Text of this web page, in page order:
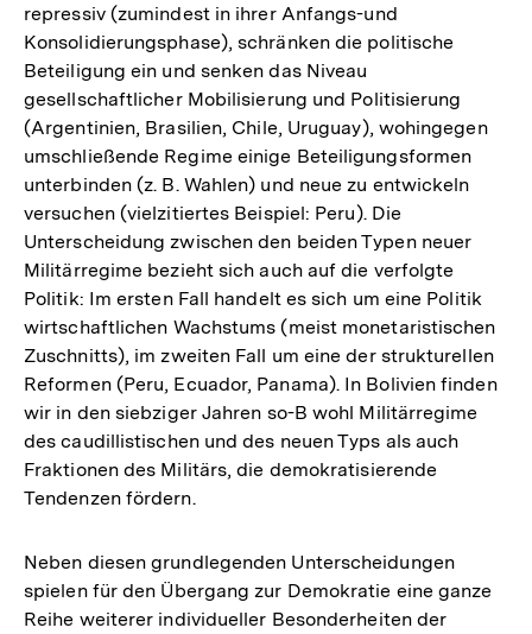
repressiv (zumindest in ihrer Anfangs-und
Konsolidierungsphase), schränken die politische
Beteiligung ein und senken das Niveau
gesellschaftlicher Mobilisierung und Politisierung
(Argentinien, Brasilien, Chile, Uruguay), wohingegen
umschließende Regime einige Beteiligungsformen
unterbinden (z. B. Wahlen) und neue zu entwickeln
versuchen (vielzitiertes Beispiel: Peru). Die
Unterscheidung zwischen den beiden Typen neuer
Militärregime bezieht sich auch auf die verfolgte
Politik: Im ersten Fall handelt es sich um eine Politik
wirtschaftlichen Wachstums (meist monetaristischen
Zuschnitts), im zweiten Fall um eine der strukturellen
Reformen (Peru, Ecuador, Panama). In Bolivien finden
wir in den siebziger Jahren so-B wohl Militärregime
des caudillistischen und des neuen Typs als auch
Fraktionen des Militärs, die demokratisierende
Tendenzen fördern.
Neben diesen grundlegenden Unterscheidungen
spielen für den Übergang zur Demokratie eine ganze
Reihe weiterer individueller Besonderheiten der